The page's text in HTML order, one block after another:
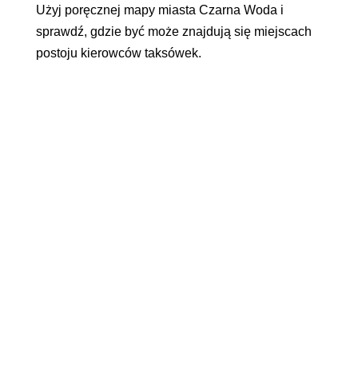
Użyj poręcznej mapy miasta Czarna Woda i
sprawdź, gdzie być może znajdują się miejscach
postoju kierowców taksówek.